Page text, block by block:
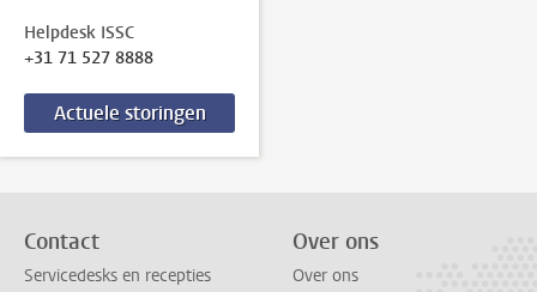
Helpdesk ISSC
+31 71 527 8888
Actuele storingen
Contact
Servicedesks en recepties
Over ons
Over ons